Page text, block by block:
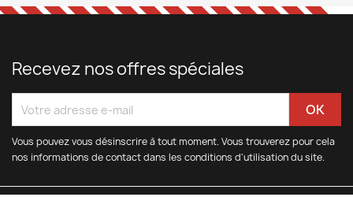
Recevez nos offres spéciales
Vous pouvez vous désinscrire à tout moment. Vous trouverez pour cela
nos informations de contact dans les conditions d'utilisation du site.